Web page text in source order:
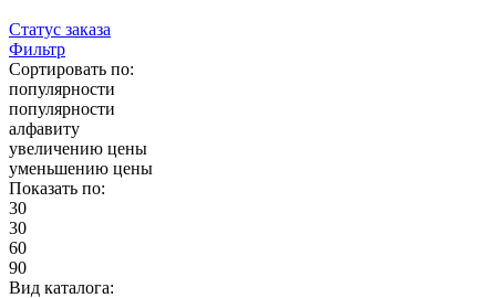
Статус заказа
Фильтр
Сортировать по:
популярности
популярности
алфавиту
увеличению цены
уменьшению цены
Показать по:
30
30
60
90
Вид каталога: